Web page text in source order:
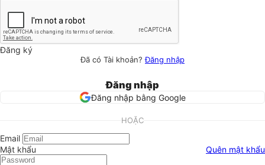
Đăng ký
Đã có Tài khoản?Đăng nhập
Đăng nhập
Đăng nhập bằng Google
HOẶC
Email
Mật khẩu
Quên mật khẩu